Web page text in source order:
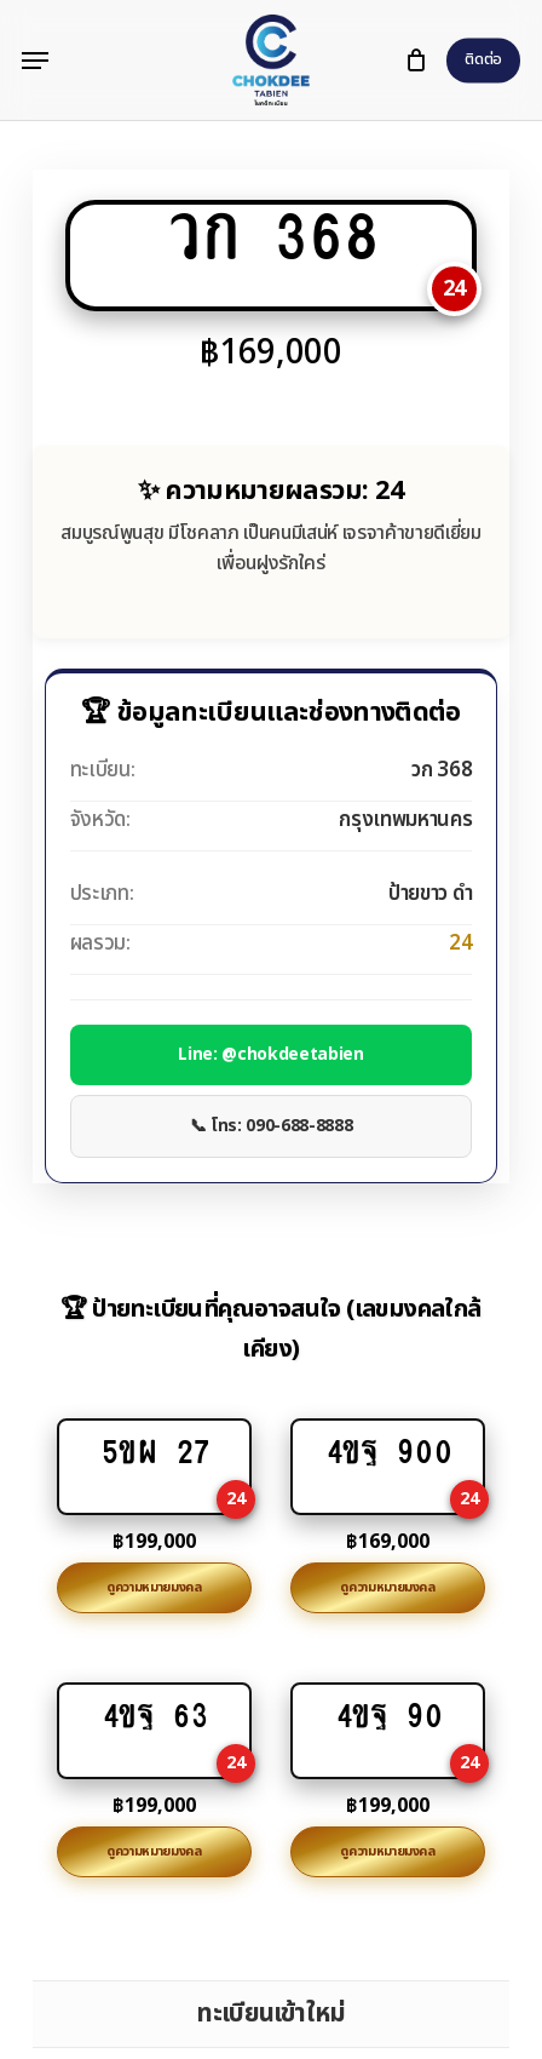
content
ติดต่อ
Menu
วก 368
24
฿169,000
✨ ความหมายผลรวม: 24
สมบูรณ์พูนสุข มีโชคลาภ เป็นคนมีเสน่ห์ เจรจาค้าขายดีเยี่ยม
เพื่อนฝูงรักใคร่
🏆 ข้อมูลทะเบียนและช่องทางติดต่อ
ทะเบียน:
วก 368
จังหวัด:
กรุงเทพมหานคร
ประเภท:
ป้ายขาว ดำ
ผลรวม:
24
Line: @chokdeetabien
📞 โทร: 090-688-8888
🏆 ป้ายทะเบียนที่คุณอาจสนใจ (เลขมงคลใกล้
เคียง)
Add
cart
5ขผ 27
24
฿199,000
ดูความหมายมงคล
Add
cart
4ขฐ 900
24
฿169,000
ดูความหมายมงคล
Add
cart
4ขฐ 63
24
฿199,000
ดูความหมายมงคล
Add
cart
4ขฐ 90
24
฿199,000
ดูความหมายมงคล
ทะเบียนเข้าใหม่